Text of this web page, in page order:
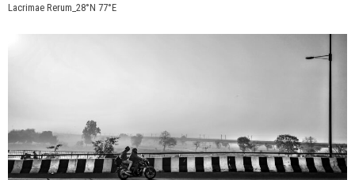
Lacrimae Rerum_28°N 77°E